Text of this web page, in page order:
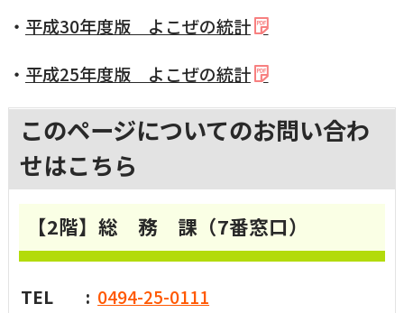
障がいのある方
高齢者の方
引っ越し／移住・定住
国民健康保険 マイナンバー
各種申請書
横瀬のふるさと納税
小児科オンライン
よこハグ
施設・文化 事業者の方向け
横瀬町のこと 広報・メディア
横瀬町役場
TEL 0494-25-0111（代表）
開庁時間：8:30〜17:00
（土曜、日曜、祝日、年末年始を覗く）
・ 平成30年度版 よこぜの統計
・ 平成25年度版 よこぜの統計
このページについてのお問い合わ
せはこちら
【2階】総 務 課（7番窓口）
TEL
0494-25-0111